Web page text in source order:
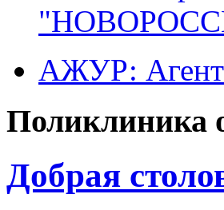
АЖУР:
Поликлиника
Добрая